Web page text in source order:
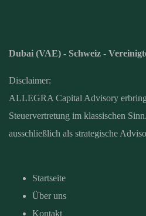
Dubai (VAE) - Schweiz -
Disclaimer:
ALLEGRA Capital Advisory
Steuervertretung im klassischen
ausschließlich als strategische
Startseite
Über uns
Kontakt